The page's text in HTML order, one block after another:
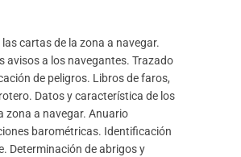
cartas de la zona a navegar.
avisos a los navegantes. Trazado
de peligros. Libros de faros,
Datos y característica de los
zona a navegar. Anuario
barométricas. Identificación
Determinación de abrigos y